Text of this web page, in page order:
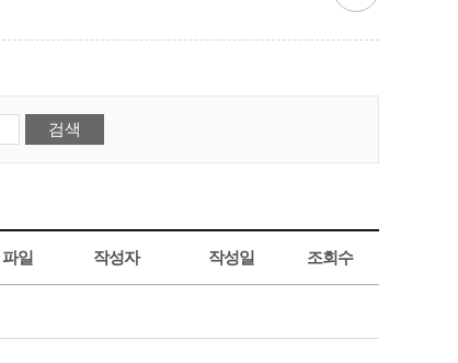
파일 작성자 작성일 조회수